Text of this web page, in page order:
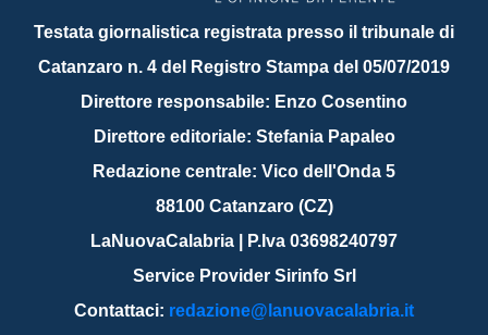
Testata giornalistica registrata presso il tribunale di
Catanzaro n. 4 del Registro Stampa del 05/07/2019
Direttore responsabile: Enzo Cosentino
Direttore editoriale: Stefania Papaleo
Redazione centrale: Vico dell'Onda 5
88100 Catanzaro (CZ)
LaNuovaCalabria | P.Iva 03698240797
Service Provider Sirinfo Srl
Contattaci: redazione@lanuovacalabria.it